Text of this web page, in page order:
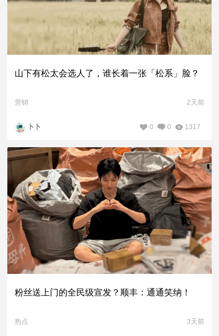
山下有松太会选人了，谁长着一张「松系」脸？
营销 2天前
卜卜 1317
0
0
粉丝送上门的全民级宣发？顺丰：通通笑纳！
热点 3天前